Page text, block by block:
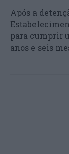
Após a
para cumprir
anos e seis